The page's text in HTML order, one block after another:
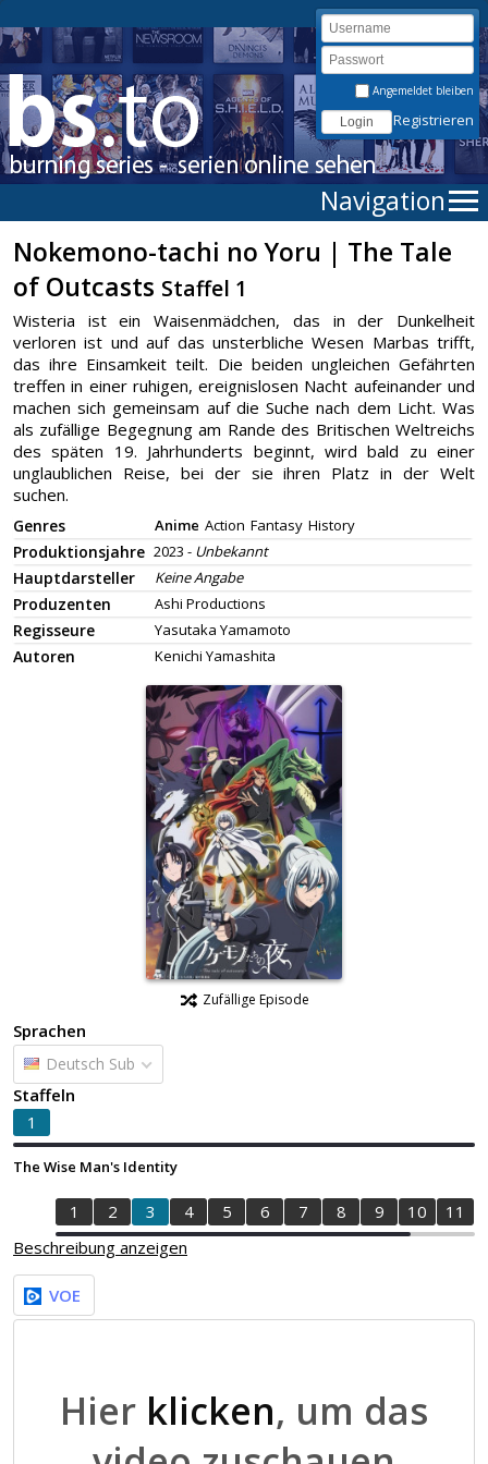
Angemeldet bleiben
Registrieren
Navigation
Nokemono-tachi no Yoru | The Tale
of Outcasts Staffel 1
Wisteria ist ein Waisenmädchen, das in der Dunkelheit
verloren ist und auf das unsterbliche Wesen Marbas trifft,
das ihre Einsamkeit teilt. Die beiden ungleichen Gefährten
treffen in einer ruhigen, ereignislosen Nacht aufeinander und
machen sich gemeinsam auf die Suche nach dem Licht. Was
als zufällige Begegnung am Rande des Britischen Weltreichs
des späten 19. Jahrhunderts beginnt, wird bald zu einer
unglaublichen Reise, bei der sie ihren Platz in der Welt
suchen.
Genres Anime Action Fantasy History
Produktionsjahre 2023 - Unbekannt
Hauptdarsteller Keine Angabe
Produzenten Ashi Productions
Regisseure Yasutaka Yamamoto
Autoren Kenichi Yamashita
Zufällige Episode
Sprachen
Deutsch Sub
Staffeln
1
The Wise Man's Identity
1 2 3 4 5 6 7 8 9 10 11
Beschreibung anzeigen
VOE
Hier klicken, um das